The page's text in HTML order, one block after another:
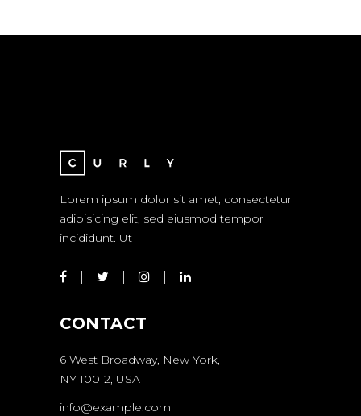
Lorem ipsum dolor sit amet, consectetur
adipisicing elit, sed eiusmod tempor
incididunt. Ut
CONTACT
6 West Broadway, New York,
NY 10012, USA
info@example.com